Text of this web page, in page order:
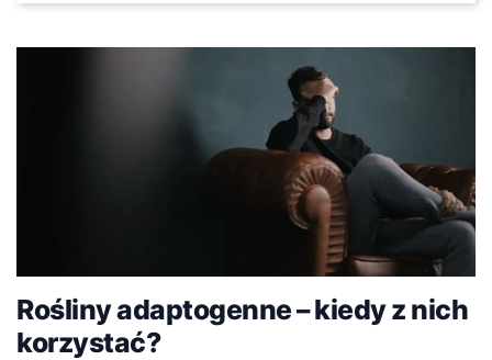
Rośliny adaptogenne – kiedy z nich
korzystać?